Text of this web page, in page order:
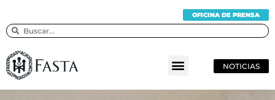
OFICINA DE PRENSA
NOTICIAS